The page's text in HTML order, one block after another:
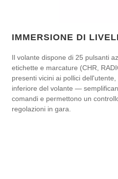
IMMERSIONE DI
Il volante dispone di 25 pulsanti
etichette e marcature (CHR,
presenti vicini ai pollici
inferiore del volante —
comandi e permettono un
regolazioni in gara.